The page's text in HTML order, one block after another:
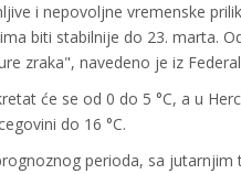
i nepovoljne vremenske
biti stabilnije do 23. marta.
zraka", navedeno je iz
će se od 0 do 5 °C, a u
do 16 °C.
perioda, sa